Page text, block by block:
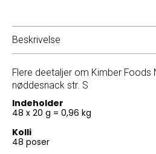
Beskrivelse
Flere deetaljer om Kimber Foods
nøddesnack str. S
Indeholder
48 x 20 g = 0,96 kg
Kolli
48 poser